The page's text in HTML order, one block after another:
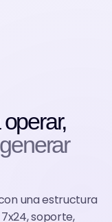
una estructura
soporte,